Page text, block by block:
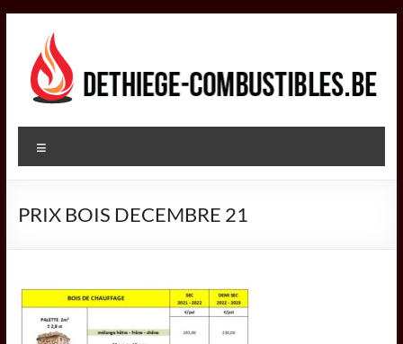
contenu
DETHIEGE
COMBUSTIBLES
dans
des
combustibles
PRIX BOIS DECEMBRE 21